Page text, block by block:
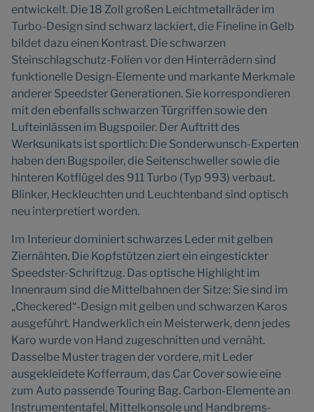
entwickelt. Die 18 Zoll großen Leichtmetallräder im
Turbo-Design sind schwarz lackiert, die Fineline in Gelb
bildet dazu einen Kontrast. Die schwarzen
Steinschlagschutz-Folien vor den Hinterrädern sind
funktionelle Design-Elemente und markante Merkmale
anderer Speedster Generationen. Sie korrespondieren
mit den ebenfalls schwarzen Türgriffen sowie den
Lufteinlässen im Bugspoiler. Der Auftritt des
Werksunikats ist sportlich: Die Sonderwunsch-Experten
haben den Bugspoiler, die Seitenschweller sowie die
hinteren Kotflügel des 911 Turbo (Typ 993) verbaut.
Blinker, Heckleuchten und Leuchtenband sind optisch
neu interpretiert worden.
Im Interieur dominiert schwarzes Leder mit gelben
Ziernähten. Die Kopfstützen ziert ein eingestickter
Speedster-Schriftzug. Das optische Highlight im
Innenraum sind die Mittelbahnen der Sitze: Sie sind im
„Checkered“-Design mit gelben und schwarzen Karos
ausgeführt. Handwerklich ein Meisterwerk, denn jedes
Karo wurde von Hand zugeschnitten und vernäht.
Dasselbe Muster tragen der vordere, mit Leder
ausgekleidete Kofferraum, das Car Cover sowie eine
zum Auto passende Touring Bag. Carbon-Elemente an
Instrumententafel, Mittelkonsole und Handbrems-